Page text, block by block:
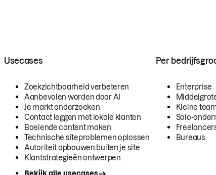
Usecases
Zoekzichtbaarheid verbeteren
Aanbevolen worden door AI
Je markt onderzoeken
Contact leggen met lokale klanten
Boeiende content maken
Technische siteproblemen oplossen
Autoriteit opbouwen buiten je site
Klantstrategieën ontwerpen
Per
Enterprise
Kleine
Solo-
Bureaus